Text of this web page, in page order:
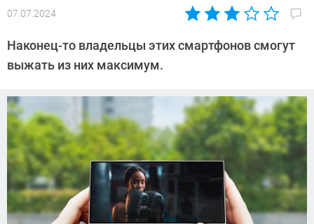
07.07.2024
Автор:
Довлатова
Наконец-то владельцы этих смартфонов смогут
выжать из них максимум.